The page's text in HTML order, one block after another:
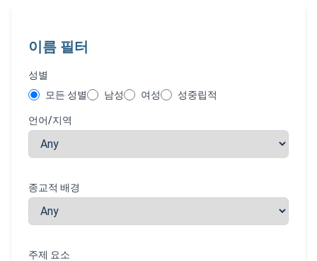
이름 필터
성별
모든 성별
남성 여성 성중립적
언어/지역
종교적 배경
주제 요소